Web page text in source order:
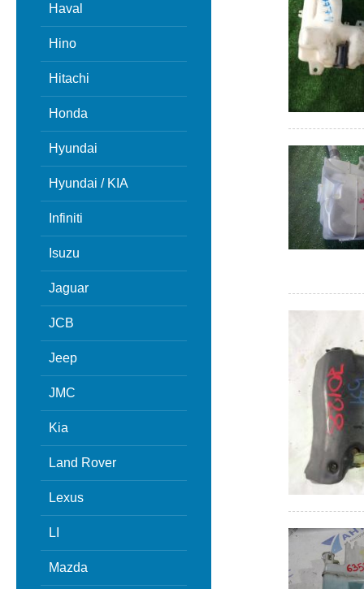
Haval
Hino
Hitachi
Honda
Hyundai
Hyundai / KIA
Infiniti
Isuzu
Jaguar
JCB
Jeep
JMC
Kia
Land Rover
Lexus
LI
Mazda